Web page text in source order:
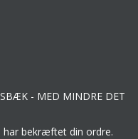
- MED MINDRE DET
har bekræftet din ordre.